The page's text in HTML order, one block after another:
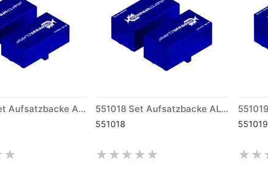
540443 Set Aufsatzbacke ALU S (170) 551018 Set Aufsatzbacke ALU M (170)
551018 551019